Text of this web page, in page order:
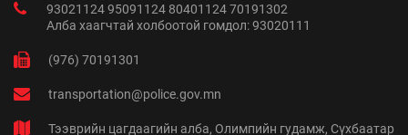
93021124 95091124 80401124 70191302
Алба хаагчтай холбоотой гомдол: 93020111
(976) 70191301
transportation@police.gov.mn
Тээврийн цагдаагийн алба, Олимпийн гудамж, Сүхбаатар